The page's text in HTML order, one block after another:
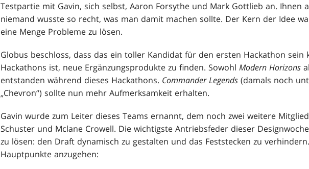
Testpartie mit Gavin, sich selbst, Aaron Forsythe und Mark Gottlieb an. Ihnen
niemand wusste so recht, was man damit machen sollte. Der Kern der Idee
eine Menge Probleme zu lösen.
Globus beschloss, dass das ein toller Kandidat für den ersten Hackathon sein
Hackathons ist, neue Ergänzungsprodukte zu finden. Sowohl Modern Horizons
entstanden während dieses Hackathons. Commander Legends (damals noch
„Chevron“) sollte nun mehr Aufmerksamkeit erhalten.
Gavin wurde zum Leiter dieses Teams ernannt, dem noch zwei weitere
Schuster und Mclane Crowell. Die wichtigste Antriebsfeder dieser
zu lösen: den Draft dynamisch zu gestalten und das Feststecken zu
Hauptpunkte anzugehen: